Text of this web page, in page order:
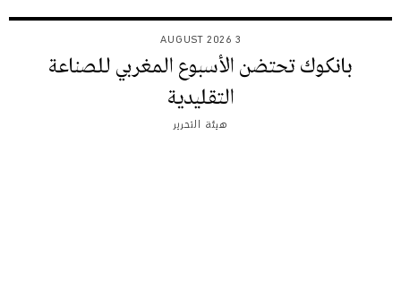
3 AUGUST 2026
بانكوك تحتضن الأسبوع المغربي للصناعة
التقليدية
هيئة التحرير